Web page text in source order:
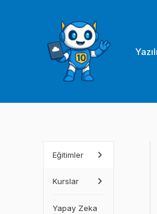
Eğitimler
Kurslar
Yapay Zeka